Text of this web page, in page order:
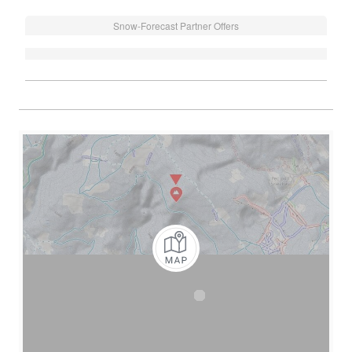
Snow-Forecast Partner Offers